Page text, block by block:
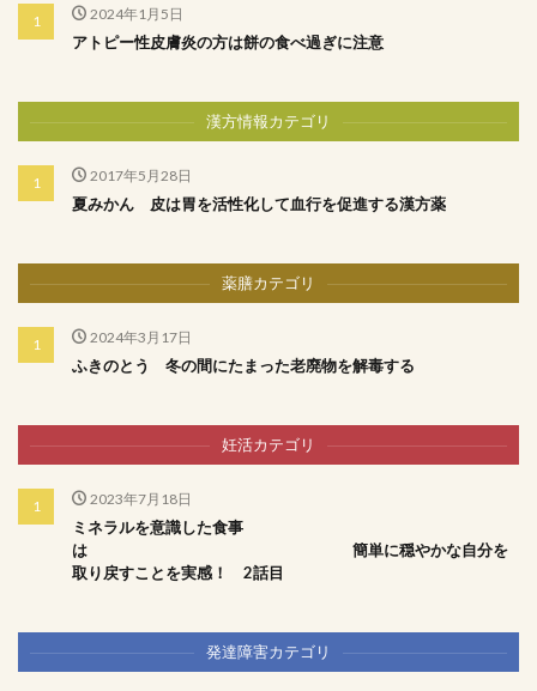
2024年1月5日
アトピー性皮膚炎の方は餅の食べ過ぎに注意
漢方情報カテゴリ
2017年5月28日
夏みかん 皮は胃を活性化して血行を促進する漢方薬
薬膳カテゴリ
2024年3月17日
ふきのとう 冬の間にたまった老廃物を解毒する
妊活カテゴリ
2023年7月18日
ミネラルを意識した食事
は 簡単に穏やかな自分を
取り戻すことを実感！ 2話目
発達障害カテゴリ